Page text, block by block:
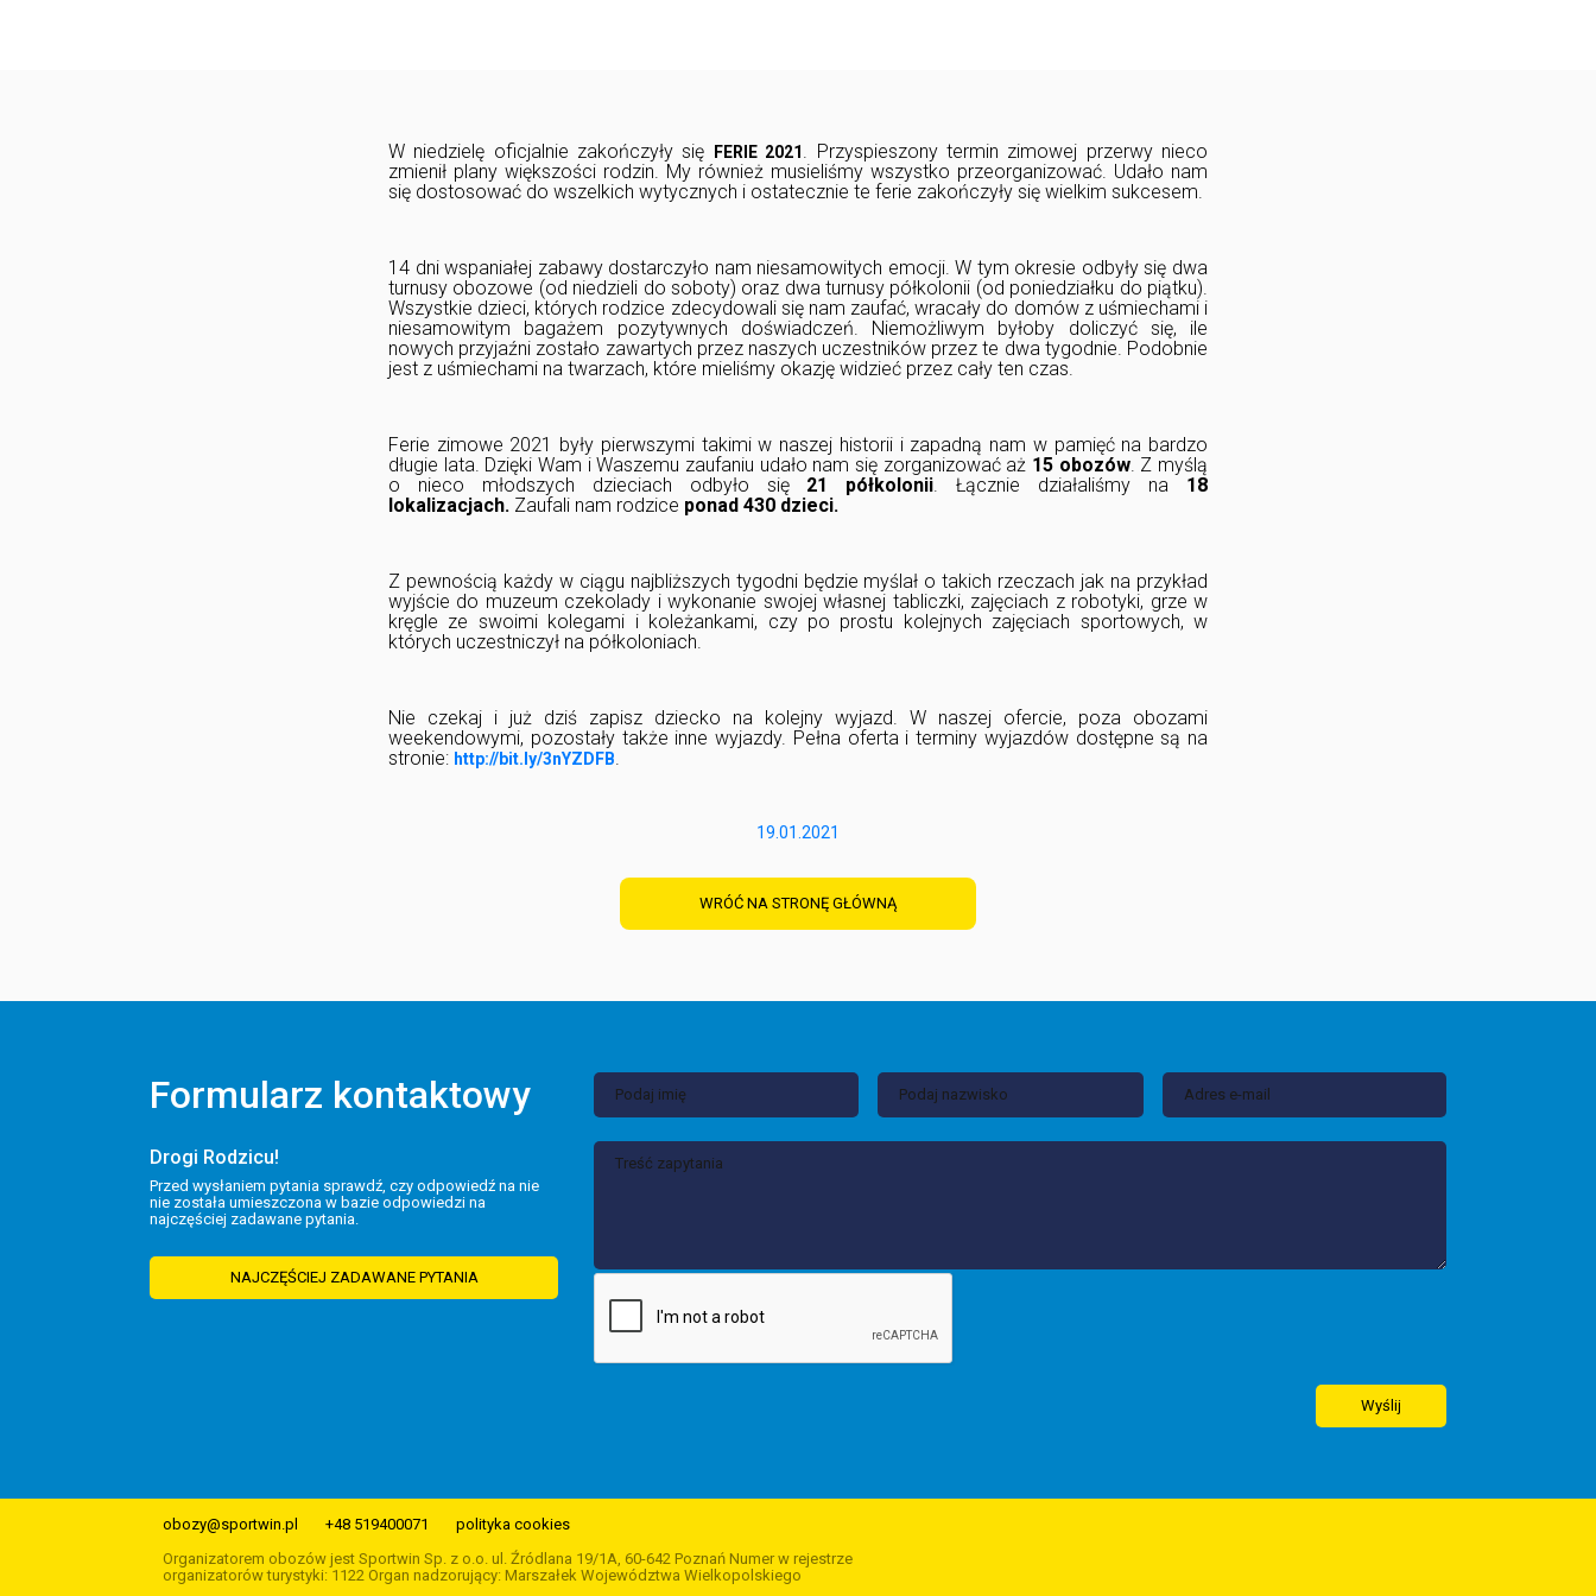
W niedzielę oficjalnie zakończyły się FERIE 2021. Przyspieszony termin zimowej przerwy nieco
zmienił plany większości rodzin. My również musieliśmy wszystko przeorganizować. Udało nam
się dostosować do wszelkich wytycznych i ostatecznie te ferie zakończyły się wielkim sukcesem.
14 dni wspaniałej zabawy dostarczyło nam niesamowitych emocji. W tym okresie odbyły się dwa
turnusy obozowe (od niedzieli do soboty) oraz dwa turnusy półkolonii (od poniedziałku do piątku).
Wszystkie dzieci, których rodzice zdecydowali się nam zaufać, wracały do domów z uśmiechami i
niesamowitym bagażem pozytywnych doświadczeń. Niemożliwym byłoby doliczyć się, ile
nowych przyjaźni zostało zawartych przez naszych uczestników przez te dwa tygodnie. Podobnie
jest z uśmiechami na twarzach, które mieliśmy okazję widzieć przez cały ten czas.
Ferie zimowe 2021 były pierwszymi takimi w naszej historii i zapadną nam w pamięć na bardzo
długie lata. Dzięki Wam i Waszemu zaufaniu udało nam się zorganizować aż 15 obozów. Z myślą
o nieco młodszych dzieciach odbyło się 21 półkolonii. Łącznie działaliśmy na 18
lokalizacjach. Zaufali nam rodzice ponad 430 dzieci.
Z pewnością każdy w ciągu najbliższych tygodni będzie myślał o takich rzeczach jak na przykład
wyjście do muzeum czekolady iwykonanie swojej własnej tabliczki, zajęciach z robotyki, grze w
kręgle ze swoimi kolegami i koleżankami, czy po prostu kolejnych zajęciach sportowych, w
których uczestniczył na półkoloniach.
Nie czekaj i już dziś zapisz dziecko na kolejny wyjazd. W naszej ofercie, poza obozami
weekendowymi, pozostały także inne wyjazdy. Pełna oferta i terminy wyjazdów dostępne są na
stronie: http://bit.ly/3nYZDFB.
19.01.2021
WRÓĆ NA STRONĘ GŁÓWNĄ
Formularz kontaktowy
Drogi Rodzicu!
Przed wysłaniem pytania sprawdź, czy odpowiedź na nie
nie została umieszczona w bazie odpowiedzi na
najczęściej zadawane pytania.
NAJCZĘŚCIEJ ZADAWANE PYTANIA
Wyślij
obozy@sportwin.pl +48 519400071
polityka cookies
Organizatorem obozów jest Sportwin Sp. z o.o. ul. Źródlana 19/1A, 60-642 Poznań Numer w rejestrze
organizatorów turystyki: 1122 Organ nadzorujący: Marszałek Województwa Wielkopolskiego